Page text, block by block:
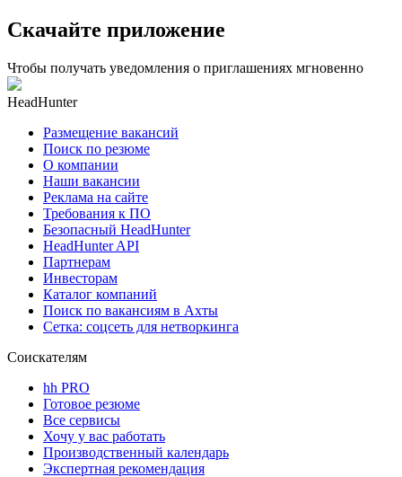
Скачайте приложение
Чтобы получать уведомления о приглашениях мгновенно
HeadHunter
Размещение вакансий
Поиск по резюме
О компании
Наши вакансии
Реклама на сайте
Требования к ПО
Безопасный HeadHunter
HeadHunter API
Партнерам
Инвесторам
Каталог компаний
Поиск по вакансиям в Ахты
Сетка: соцсеть для нетворкинга
Соискателям
hh PRO
Готовое резюме
Все сервисы
Хочу у вас работать
Производственный календарь
Экспертная рекомендация